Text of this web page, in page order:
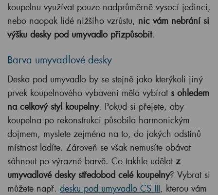
koupelnu využívat pouze nadprůměrně vysocí jedinci,
nebo naopak lidé nižšího vzrůstu, nic vám nebrání si
výšku desky pod umyvadlo přizpůsobit.
Barva umyvadlové desky
Deska pod umyvadlo by se stejně jako kterýkoli jiný
prvek koupelnového vybavení měla vybírat s ohledem
na celkový styl koupelny. Pokud si přejete, aby
koupelna po rekonstrukci působila harmonickým
dojmem, myslete zejména na to, do jakých odstínů
místnost ladíte. Zároveň se však nemusíte obávat
sáhnout po výrazné barvě. Co takhle udělat z
umyvadlové desky středobod celé koupelny? Vybrat si
můžete např. desku pod umyvadlo CS III, kterou vám